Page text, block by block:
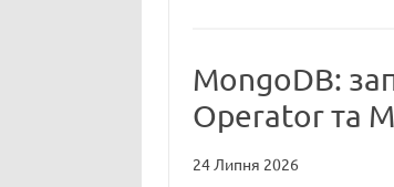
MongoDB:
Operator та
24 Липня 2026